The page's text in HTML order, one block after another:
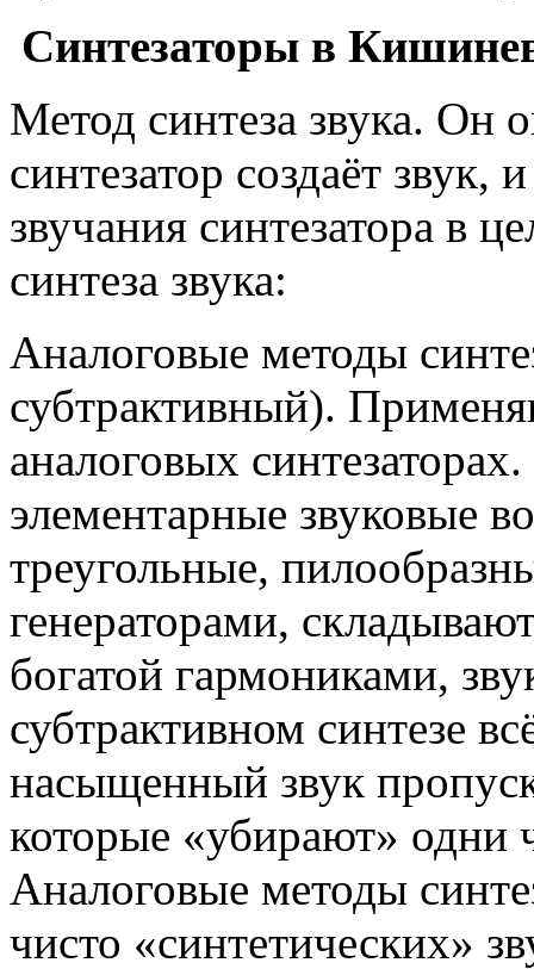
Синтезаторы в
Метод синтеза звука. Он
синтезатор создаёт звук,
звучания синтезатора в
синтеза звука:
Аналоговые методы
субтрактивный).
аналоговых
элементарные звуковые
треугольные,
генераторами,
богатой гармониками,
субтрактивном синтезе
насыщенный звук
которые «убирают» одни
Аналоговые методы
чисто «синтетических»